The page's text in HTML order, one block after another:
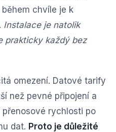
chvíle je k
Instalace je natolik
prakticky každý bez
omezení. Datové tarify
než pevné připojení a
rychlosti po
dat. Proto je důležité